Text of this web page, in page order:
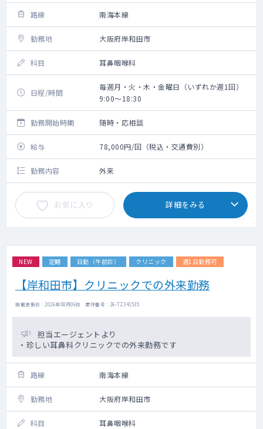
路線 南海本線
勤務地 大阪府岸和田市
科目 耳鼻咽喉科
日程/時間
毎週月・火・木・金曜日（いずれか週1回）
9:00～18:30
勤務開始時期 随時・応相談
給与 78,000円/回（税込・交通費別）
勤務内容 外来
お気に入り 詳細をみる
NEW 定期 日勤（午前診） クリニック 週1日勤務可
【岸和田市】クリニックでの外来勤務
掲載更新日 : 2026年08月06日 案件番号 : 26-TZ341535
担当エージェントより
・珍しい耳鼻科クリニックでの外来勤務です
路線 南海本線
勤務地 大阪府岸和田市
科目 耳鼻咽喉科